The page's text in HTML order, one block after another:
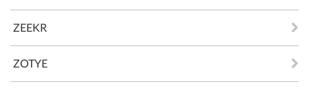
ZEEKR
ZOTYE